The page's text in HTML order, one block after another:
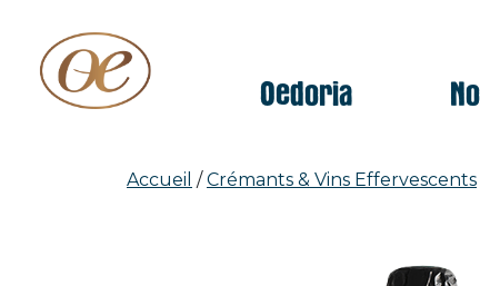
Accueil /Crémants & Vins Effervescents